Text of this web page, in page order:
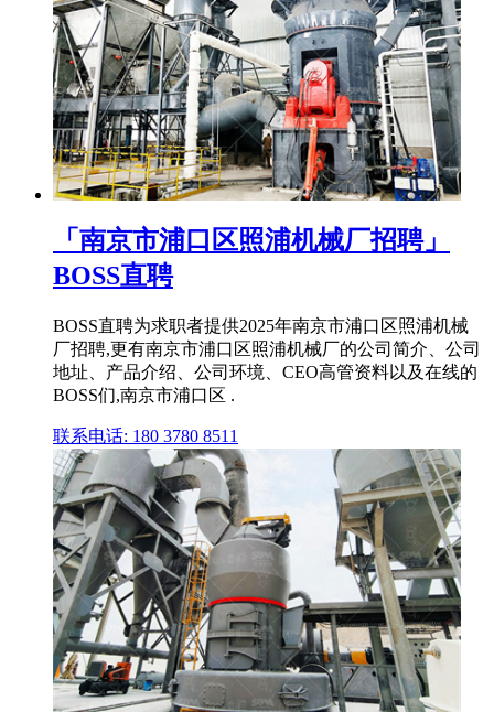
「南京市浦口区照浦机械厂招聘」
BOSS直聘
BOSS直聘为求职者提供2025年南京市浦口区照浦机械
厂招聘,更有南京市浦口区照浦机械厂的公司简介、公司
地址、产品介绍、公司环境、CEO高管资料以及在线的
BOSS们,南京市浦口区 .
联系电话: 180 3780 8511